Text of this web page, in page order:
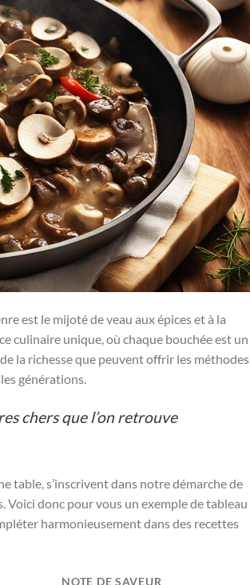
est le mijoté de veau aux épices et à la
culinaire unique, où chaque bouchée est un
la richesse que peuvent offrir les méthodes
générations.
chers que l’on retrouve
table, s’inscrivent dans notre démarche de
donc pour vous un exemple de tableau
harmonieusement dans des recettes
NOTE DE SAVEUR